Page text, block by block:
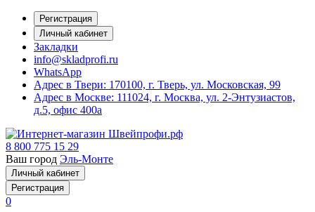
Регистрация
Личный кабинет
Закладки
info@skladprofi.ru
WhatsApp
Адрес в Твери: 170100, г. Тверь, ул. Московская, 99
Адрес в Москве: 111024, г. Москва, ул. 2-Энтузиастов,
д.5, офис 400а
8 800 775 15 29
Ваш город Эль-Монте
Личный кабинет
Регистрация
0